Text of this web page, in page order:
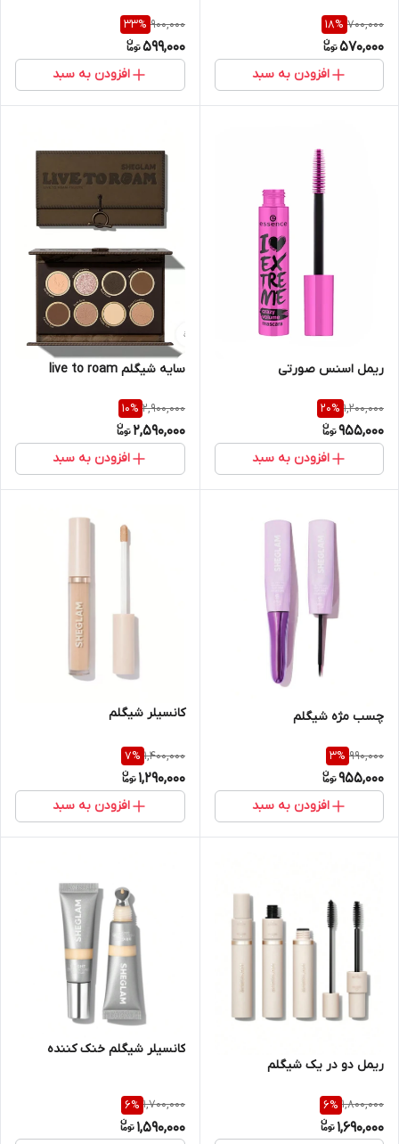
700,000
18%
570,000
افزودن به سبد
900,000
33%
599,000
افزودن به سبد
ریمل اسنس صورتی
1,200,000
20%
955,000
افزودن به سبد
سایه شیگلم live to roam
2,900,000
10%
2,590,000
افزودن به سبد
چسب مژه شیگلم
990,000
3%
955,000
افزودن به سبد
کانسیلر شیگلم
1,400,000
7%
1,290,000
افزودن به سبد
ریمل دو در یک شیگلم
1,800,000
6%
1,690,000
کانسیلر شیگلم خنک کننده
1,700,000
6%
1,590,000